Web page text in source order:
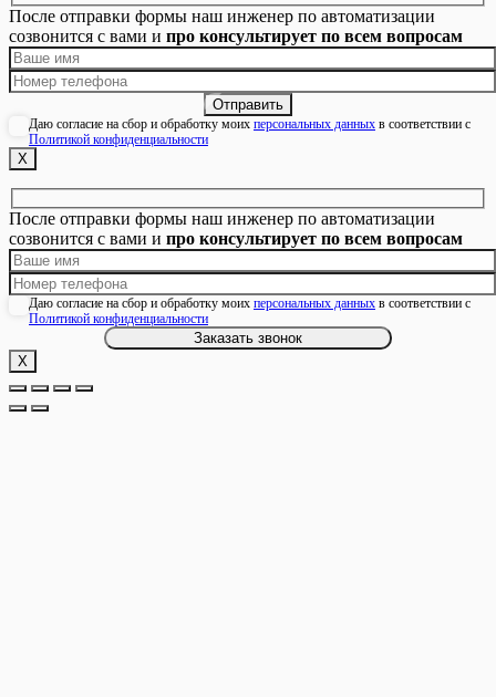
После отправки формы наш инженер по автоматизации
созвонится с вами и про консультирует по всем вопросам
Даю согласие на сбор и обработку моих персональных данных в соответствии с
Политикой конфиденциальности
Х
После отправки формы наш инженер по автоматизации
созвонится с вами и про консультирует по всем вопросам
Даю согласие на сбор и обработку моих персональных данных в соответствии с
Политикой конфиденциальности
Х